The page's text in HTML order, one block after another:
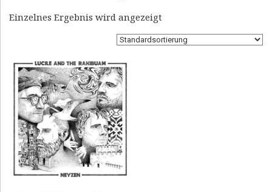
E
N
D
T
H
E
R
A
Einzelnes Ergebnis wird angezeigt